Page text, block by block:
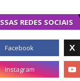
papos e
a
REDES SOCIAIS